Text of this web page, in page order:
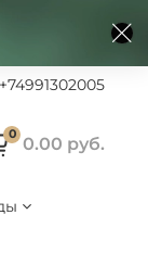
+74991302005
0 0.00 руб.